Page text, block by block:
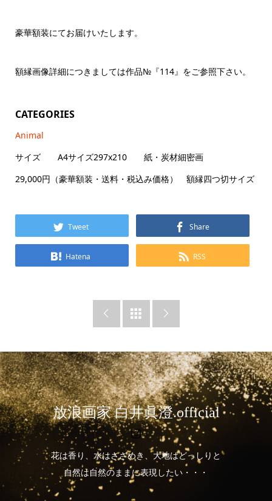
豪華額装にてお届けいたします。
額縁画像詳細につきましては作品№『114』をご参照下さい。
CATEGORIES
Animal
サイズ A4サイズ297x210 紙・炭材細密画
29,000円（豪華額装・送料・税込み価格） 額縁四つ切サイズ
Tweet Share
Hatena RSS
  
放浪画家 白井眞澄.official
花は香り、水はさざめき、大地はどっしりと
自然は自然のままに表現したい・・・